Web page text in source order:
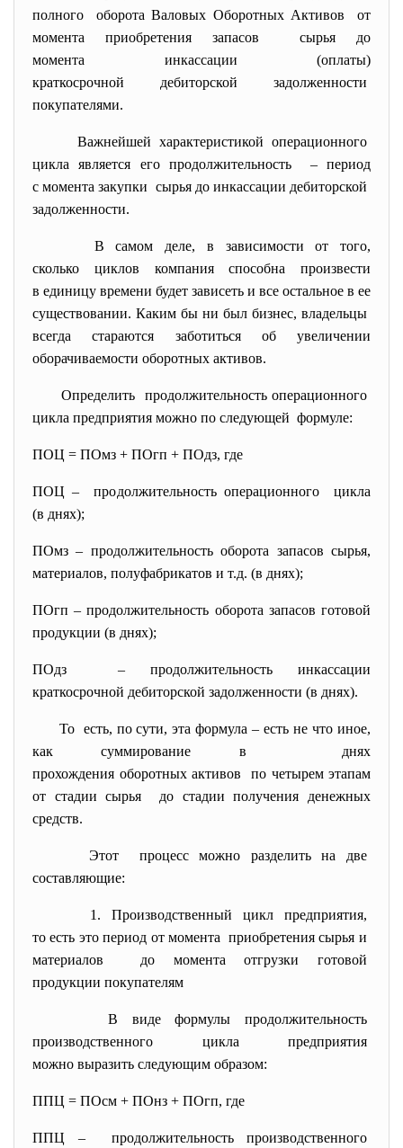
полного оборота Валовых Оборотных Активов от
момента приобретения запасов сырья до
момента инкассации (оплаты)
краткосрочной дебиторской задолженности
покупателями.
Важнейшей характеристикой операционного
цикла является его продолжительность – период
с момента закупки сырья до инкассации дебиторской
задолженности.
В самом деле, в зависимости от того,
сколько циклов компания способна произвести
в единицу времени будет зависеть и все остальное в ее
существовании. Каким бы ни был бизнес, владельцы
всегда стараются заботиться об увеличении
оборачиваемости оборотных активов.
Определить продолжительность операционного
цикла предприятия можно по следующей формуле:
ПОЦ = ПОмз + ПОгп + ПОдз, где
ПОЦ – продолжительность операционного цикла
(в днях);
ПОмз – продолжительность оборота запасов сырья,
материалов, полуфабрикатов и т.д. (в днях);
ПОгп – продолжительность оборота запасов готовой
продукции (в днях);
ПОдз – продолжительность инкассации
краткосрочной дебиторской задолженности (в днях).
То есть, по сути, эта формула – есть не что иное,
как суммирование в днях
прохождения оборотных активов по четырем этапам
от стадии сырья до стадии получения денежных
средств.
Этот процесс можно разделить на две
составляющие:
1. Производственный цикл предприятия,
то есть это период от момента приобретения сырья и
материалов до момента отгрузки готовой
продукции покупателям
В виде формулы продолжительность
производственного цикла предприятия
можно выразить следующим образом:
ППЦ = ПОсм + ПОнз + ПОгп, где
ППЦ – продолжительность производственного